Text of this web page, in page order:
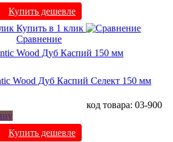
Купить дешевле
Купить в 1 клик
Сравнение
Wood Дуб Каспий Селект 150 мм
код товара: 03-900
Купить дешевле